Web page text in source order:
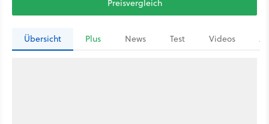
Preisvergleich
Übersicht Plus News Test Videos